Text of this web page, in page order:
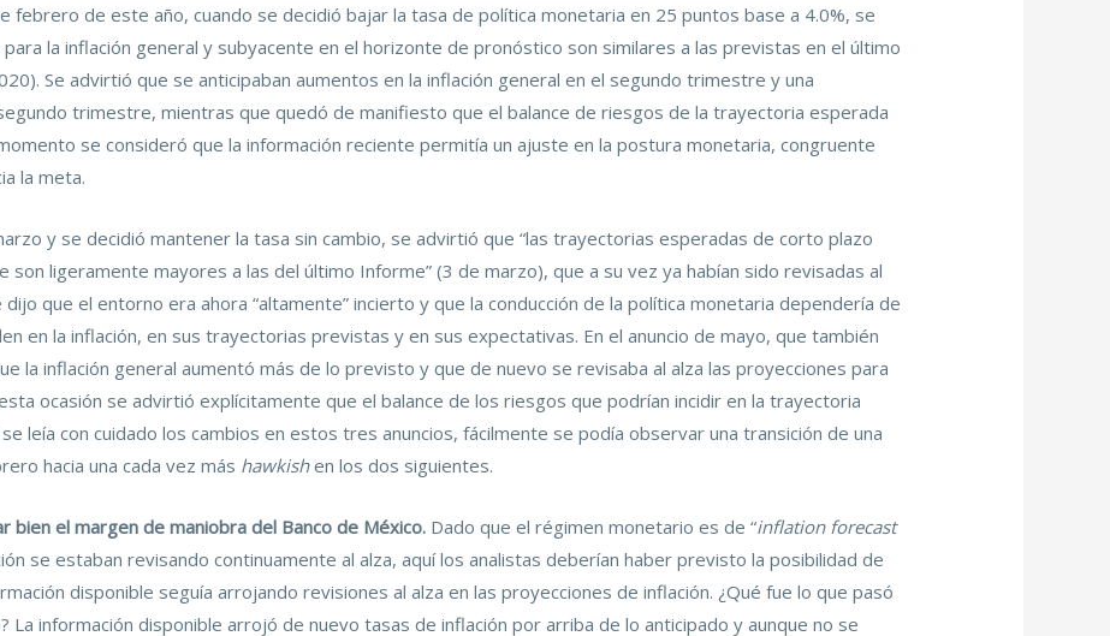
febrero de este año, cuando se decidió bajar la tasa de política monetaria en 25 puntos base a 4.0%, se
la inflación general y subyacente en el horizonte de pronóstico son similares a las previstas en el último
Se advirtió que se anticipaban aumentos en la inflación general en el segundo trimestre y una
trimestre, mientras que quedó de manifiesto que el balance de riesgos de la trayectoria esperada
se consideró que la información reciente permitía un ajuste en la postura monetaria, congruente
la meta.
y se decidió mantener la tasa sin cambio, se advirtió que “las trayectorias esperadas de corto plazo
son ligeramente mayores a las del último Informe” (3 de marzo), que a su vez ya habían sido revisadas al
que el entorno era ahora “altamente” incierto y que la conducción de la política monetaria dependería de
en la inflación, en sus trayectorias previstas y en sus expectativas. En el anuncio de mayo, que también
la inflación general aumentó más de lo previsto y que de nuevo se revisaba al alza las proyecciones para
ocasión se advirtió explícitamente que el balance de los riesgos que podrían incidir en la trayectoria
leía con cuidado los cambios en estos tres anuncios, fácilmente se podía observar una transición de una
hacia una cada vez más hawkishen los dos siguientes.
bien el margen de maniobra del Banco de México. Dado que el régimen monetario es de “inflation forecast
se estaban revisando continuamente al alza, aquí los analistas deberían haber previsto la posibilidad de
disponible seguía arrojando revisiones al alza en las proyecciones de inflación. ¿Qué fue lo que pasó
La información disponible arrojó de nuevo tasas de inflación por arriba de lo anticipado y aunque no se